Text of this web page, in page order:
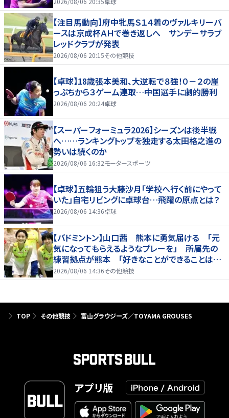
【注目馬動向】府中牝馬Ｓ１４着のヴァルキリーバ
ースは京成杯ＡＨで巻き返しへ サンデーサラブ
レッドクラブが発表
2026/08/06 20:15その他競技
【卓球】18歳張本美和、大逆転で８強！０－２の崖
っぷちから３ゲーム連取…中国選手に劇的勝利
2026/08/06 20:24卓球
【スーパーフォーミュラ2026】シーズンは後半戦
へ……ランキングトップを独走する太田格之進の
勢いは続くのか
2026/08/06 16:32モータースポーツ
【卓球】五輪狙う大藤沙月「学校へ行く前にやって
いた」自宅リビングに卓球台…飛躍の原点とは？
2026/08/06 14:36卓球
【バドミントン】山口茜 熊本に勇気届ける 「元
気になってもらえるようなプレーを」 所属先の
練習拠点が熊本 「好きなことができることは当
たり前じゃない」
2026/08/06 14:36その他競技
TOP その他競技 富山グラウジーズ／TOYAMA GROUSES
アプリ版